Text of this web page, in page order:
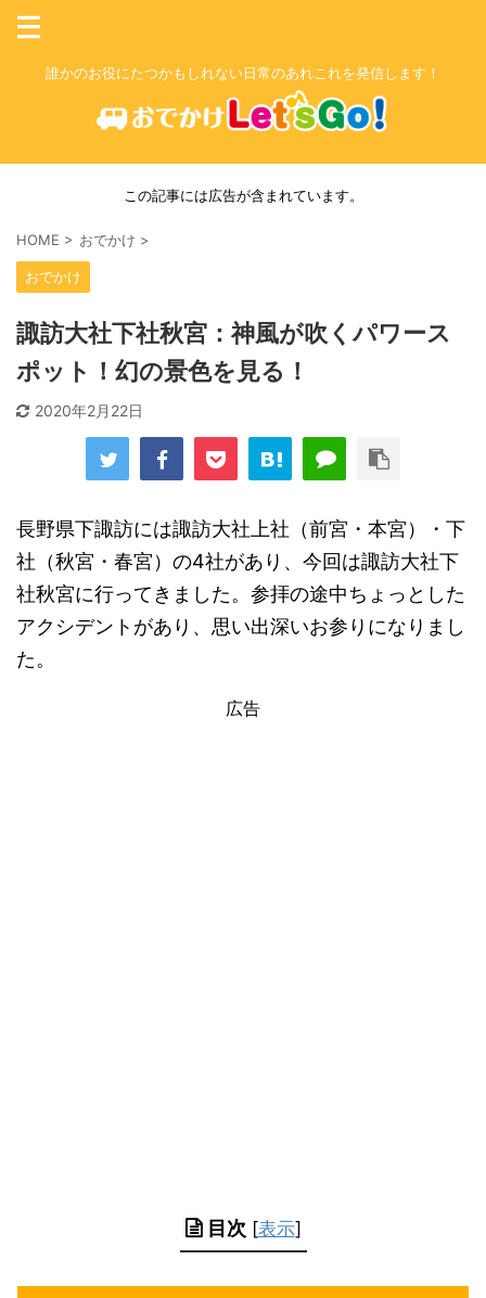
誰かのお役にたつかもしれない日常のあれこれを発信します！
この記事には広告が含まれています。
HOME > おでかけ >
おでかけ
諏訪大社下社秋宮：神風が吹くパワース
ポット！幻の景色を見る！
2020年2月22日
長野県下諏訪には諏訪大社上社（前宮・本宮）・下
社（秋宮・春宮）の4社があり、今回は諏訪大社下
社秋宮に行ってきました。参拝の途中ちょっとした
アクシデントがあり、思い出深いお参りになりまし
た。
広告
目次 [表示]